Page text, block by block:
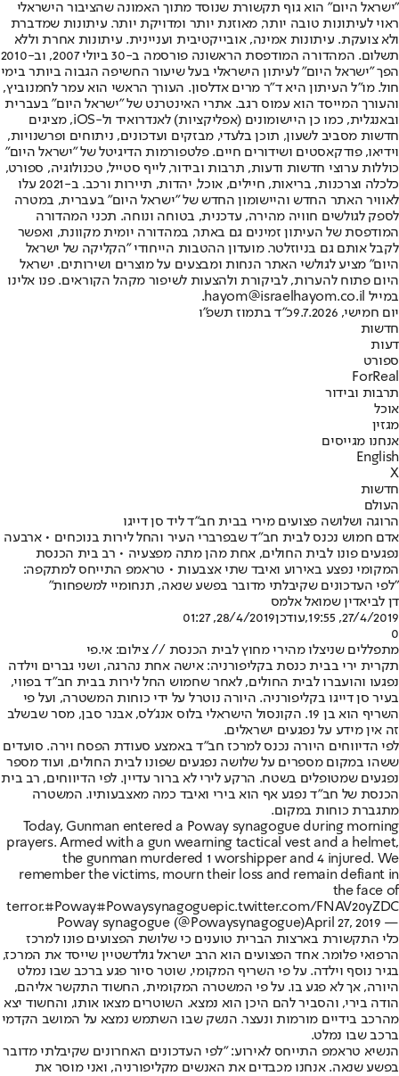
"ישראל היום" הוא גוף תקשורת שנוסד מתוך האמונה שהציבור הישראלי
ראוי לעיתונות טובה יותר, מאוזנת יותר ומדויקת יותר. עיתונות שמדברת
ולא צועקת. עיתונות אמינה, אובייקטיבית ועניינית. עיתונות אחרת וללא
תשלום. המהדורה המודפסת הראשונה פורסמה ב-30 ביולי 2007, וב-2010
הפך "ישראל היום" לעיתון הישראלי בעל שיעור החשיפה הגבוה ביותר בימי
חול. מו"ל העיתון היא ד"ר מרים אדלסון. העורך הראשי הוא עמר לחמנוביץ,
והעורך המייסד הוא עמוס רגב. אתרי האינטרנט של "ישראל היום" בעברית
ובאנגלית, כמו כן היישומונים (אפליקציות) לאנדרואיד ול-iOS, מציגים
חדשות מסביב לשעון, תוכן בלעדי, מבזקים ועדכונים, ניתוחים ופרשנויות,
וידיאו, פודקאסטים ושידורים חיים. פלטפורמות הדיגיטל של "ישראל היום"
כוללות ערוצי חדשות ודעות, תרבות ובידור, לייף סטייל, טכנולוגיה, ספורט,
כלכלה וצרכנות, בריאות, חיילים, אוכל, יהדות, תיירות ורכב. ב-2021 עלו
לאוויר האתר החדש והיישומון החדש של "ישראל היום" בעברית, במטרה
לספק לגולשים חוויה מהירה, עדכנית, בטוחה ונוחה. תכני המהדורה
המודפסת של העיתון זמינים גם באתר, במהדורה יומית מקוונת, ואפשר
לקבל אותם גם בניוזלטר. מועדון ההטבות הייחודי "הקליקה של ישראל
היום" מציע לגולשי האתר הנחות ומבצעים על מוצרים ושירותים. ישראל
היום פתוח להערות, לביקורת ולהצעות לשיפור מקהל הקוראים. פנו אלינו
במייל hayom@israelhayom.co.il.
יום חמישי, 9.7.2026
כ"ד בתמוז תשפ"ו
חדשות
דעות
ספורט
ForReal
תרבות ובידור
אוכל
מגזין
אנחנו מגייסים
English
X
חדשות
העולם
הרוגה ושלושה פצועים מירי בבית חב"ד ליד סן דייגו
אדם חמוש נכנס לבית חב"ד שבפרברי העיר והחל לירות בנוכחים • ארבעה
נפגעים פונו לבית החולים, אחת מהן מתה מפצעיה • רב בית הכנסת
המקומי נפצע באירוע ואיבד שתי אצבעות • טראמפ התייחס למתקפה:
"לפי העדכונים שקיבלתי מדובר בפשע שנאה, תנחומיי למשפחות"
דן לביאדין שמואל אלמס
27/4/2019, 19:55
,עודכן28/4/2019, 01:27
0
מתפללים שניצלו מהירי מחוץ לבית הכנסת // צילום: אי.פי
תקרית ירי בבית כנסת בקליפורניה: אישה אחת נהרגה, ושני גברים וילדה
נפגעו והועברו לבית החולים, לאחר שחמוש החל לירות בבית חב"ד בפווי,
בעיר סן דייגו בקליפורניה. היורה נוטרל על ידי כוחות המשטרה, ועל פי
השריף הוא בן 19. הקונסול הישראלי בלוס אנג'לס, אבנר סבן, מסר שבשלב
זה אין מידע על נפגעים ישראלים.
לפי הדיווחים היורה נכנס למרכז חב"ד באמצע סעודת הפסח וירה. סועדים
ששהו במקום מספרים על שלושה נפגעים שפונו לבית החולים, ועוד מספר
נפגעים שמטופלים בשטח. הרקע לירי לא ברור עדיין. לפי הדיווחים, רב בית
הכנסת של חב"ד נפגע אף הוא בירי ואיבד כמה מאצבעותיו. המשטרה
מתגברת כוחות במקום.
Today, Gunman entered a Poway synagogue during morning
prayers. Armed with a gun wearning tactical vest and a helmet,
the gunman murdered 1 worshipper and 4 injured. We
remember the victims, mourn their loss and remain defiant in
the face of
terror.#Poway#Powaysynagoguepic.twitter.com/FNAV20yZDC
— Poway synagogue (@Powaysynagogue)
April 27, 2019
כלי התקשורת בארצות הברית טוענים כי שלושת הפצועים פונו למרכז
הרפואי פלומר. אחד הפצועים הוא הרב ישראל גולדשטיין שייסד את המרכז,
בגיר נוסף וילדה. על פי השריף המקומי, שוטר סיור פגע ברכב שבו נמלט
היורה, אך לא פגע בו. על פי המשטרה המקומית, החשוד התקשר אליהם,
הודה בירי, והסביר להם היכן הוא נמצא. השוטרים מצאו אותו, והחשוד יצא
מהרכב בידיים מורמות ונעצר. הנשק שבו השתמש נמצא על המושב הקדמי
ברכב שבו נמלט.
הנשיא טראמפ התייחס לאירוע: "לפי העדכונים האחרונים שקיבלתי מדובר
בפשע שנאה. אנחנו מכבדים את האנשים מקליפורניה, ואני מוסר את